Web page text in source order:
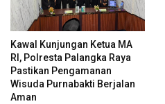
Kawal Kunjungan Ketua MA
RI, Polresta Palangka Raya
Pastikan Pengamanan
Wisuda Purnabakti Berjalan
Aman